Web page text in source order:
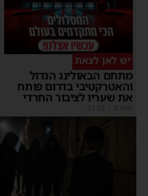
יש לאן לצאת
מתחם הבאולינג הגדול
והאטרקטיבי בדרום פותח
את שעריו לציבור החרדי
מקודם